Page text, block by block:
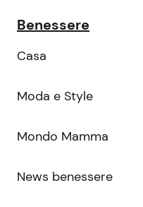
Benessere
Casa
Moda e Style
Mondo Mamma
News benessere